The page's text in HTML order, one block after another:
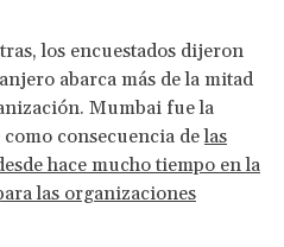
los encuestados dijeron
abarca más de la mitad
Mumbai fue la
consecuencia delas
hace mucho tiempo en la
las organizaciones